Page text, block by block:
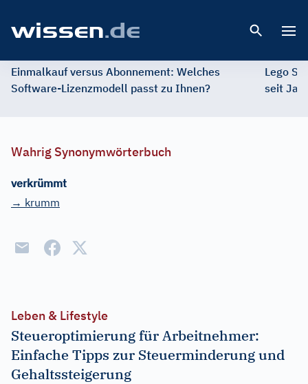
Einmalkauf versus Abonnement: Welches
Software-Lizenzmodell passt zu Ihnen?
Lego
seit
Wahrig Synonymwörterbuch
verkrümmt
→ krumm
Leben & Lifestyle
Steueroptimierung für Arbeitnehmer:
Einfache Tipps zur Steuerminderung und
Gehaltssteigerung